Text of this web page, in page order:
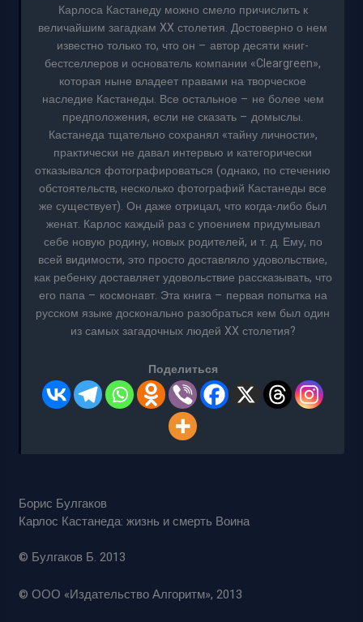
Карлоса Кастанеду можно смело причислить к
величайшим загадкам XX столетия. Достоверно о нем
известно только то, что он – автор десяти книг-
бестселлеров и основатель компании «Cleargreen»,
которая ныне владеет правами на творческое
наследие Кастанеды. Все остальное – не более чем
предположения, если не сказать – домыслы.
Кастанеда тщательно сохранял «тайну личности»,
практически не давал интервью и категорически
отказывался фотографироваться (однако, по стечению
обстоятельств, несколько фотографий Кастанеды все
же существует). Он даже отрицал, что когда-либо был
женат. Карлос каждый раз с упоением придумывал
себе новую родину, новых родителей, и т. д. Ему, по
всей видимости, это просто доставляло удовольствие,
как ребенку доставляет удовольствие рассказывать, что
его папа – космонавт. Эта книга – первая попытка на
русском языке досконально разобраться кем был один
из самых загадочных людей XX столетия?
Поделиться
Борис Булгаков
Карлос Кастанеда: жизнь и смерть Воина
© Булгаков Б. 2013
© ООО «Издательство Алгоритм», 2013